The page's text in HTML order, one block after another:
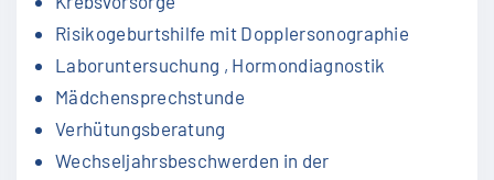
Risikogeburtshilfe mit Dopplersonographie
Laboruntersuchung , Hormondiagnostik
Mädchensprechstunde
Verhütungsberatung
Wechseljahrsbeschwerden in der